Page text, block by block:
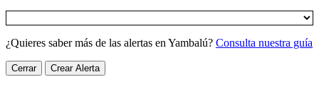
¿Quieres saber más de las alertas en Yambalú? Consulta nuestra guía
Cerrar Crear Alerta